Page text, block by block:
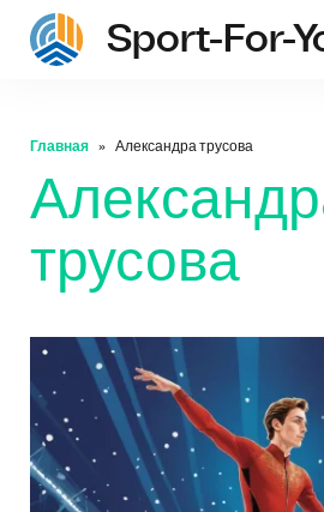
Sport-For-
Главная Александра трусова
трусова